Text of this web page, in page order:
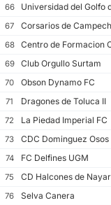
66 Universidad del Golfo
67
Corsarios de
68
Centro de Formacion
69
Club Orgullo Surtam
70
Obson Dynamo FC
71
Dragones de Toluca II
72
La Piedad Imperial FC
73
CDC Dominguez Osos
74
FC Delfines UGM
75
CD Halcones de
76
Selva Canera